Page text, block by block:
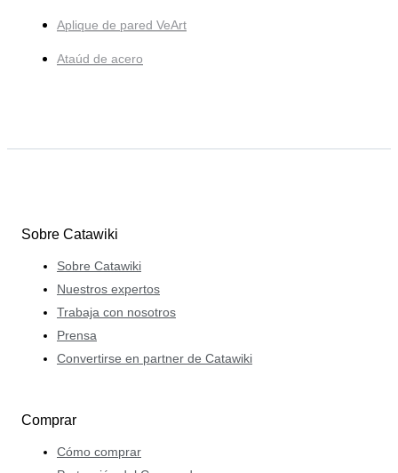
Aplique de pared VeArt
Ataúd de acero
Sobre Catawiki
Sobre Catawiki
Nuestros expertos
Trabaja con nosotros
Prensa
Convertirse en partner de Catawiki
Comprar
Cómo comprar